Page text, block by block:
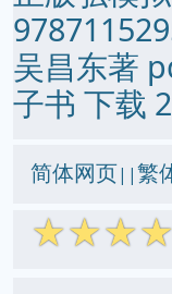
吴昌东著
子书 下载
简体网页||繁
☆☆☆☆